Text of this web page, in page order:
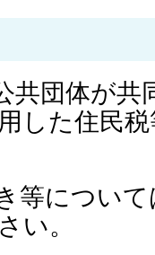
共団体が共
した住民
等について
い。